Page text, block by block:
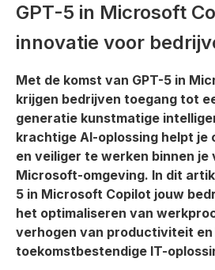
GPT-5 in Microsoft
innovatie voor
Met de komst van GPT-5 in
krijgen bedrijven toegang tot
generatie kunstmatige
krachtige AI-oplossing helpt je
en veiliger te werken binnen
Microsoft-omgeving. In dit
5 in Microsoft Copilot jouw
het optimaliseren van
verhogen van productiviteit
toekomstbestendige IT-